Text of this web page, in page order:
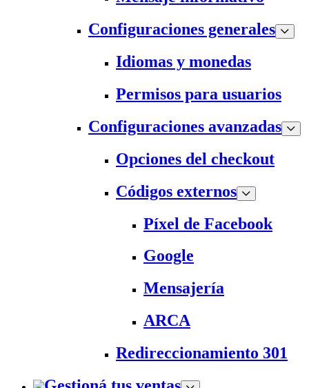
Configuraciones generales
Idiomas y monedas
Permisos para usuarios
Configuraciones avanzadas
Opciones del checkout
Códigos externos
Píxel de Facebook
Google
Mensajería
ARCA
Redireccionamiento 301